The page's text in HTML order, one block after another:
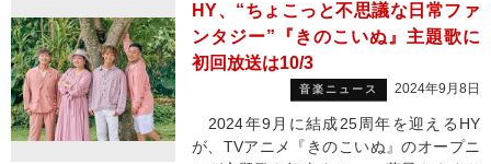
HY、“ちょこっと不思議な日常ファ
ンタジー”『きのこいぬ』主題歌に
初回放送は10/3
音楽ニュース 2024年9月8日
2024年9月に結成25周年を迎えるHY
が、TVアニメ『きのこいぬ』のオープニ